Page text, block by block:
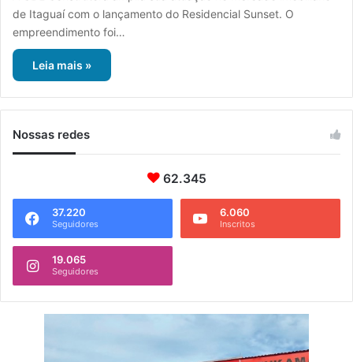
de Itaguaí com o lançamento do Residencial Sunset. O
empreendimento foi…
Leia mais »
Nossas redes
62.345
37.220
Seguidores
6.060
Inscritos
19.065
Seguidores